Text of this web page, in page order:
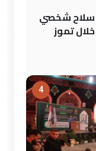
أكثر من 20 ألف سلاح شخصي
تموز
4